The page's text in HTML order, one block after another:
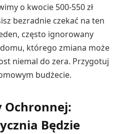
o kwocie 500-550 zł
bezradnie czekać na ten
często ignorowany
którego zmiana może
niemal do zera. Przygotuj
budżecie.
Ochronnej:
Będzie